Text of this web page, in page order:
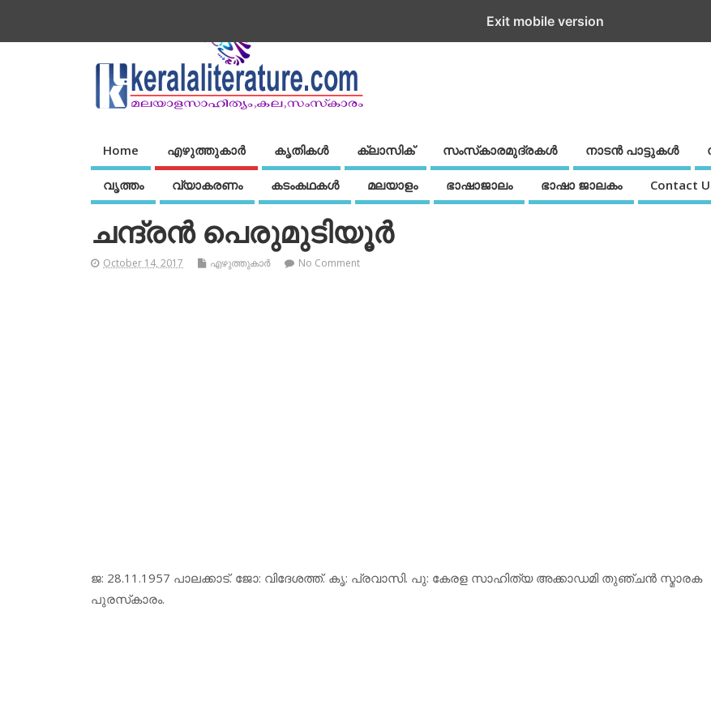
Home എഴുത്തുകാര്‍ കൃതികൾ ക്ലാസിക് സംസ്‌കാരമുദ്രകള്‍ നാടന്‍ പാട്ടുകള്‍
വൃത്തം വ്യാകരണം കടംകഥകള്‍ മലയാളം ഭാഷാജാലം ഭാഷാ ജാലകം Contact
ചന്ദ്രന്‍ പെരുമുടിയൂര്‍
October 14, 2017 എഴുത്തുകാര്‍ No Comment
ജ: 28.11.1957 പാലക്കാട്. ജോ: വിദേശത്ത്. കൃ: പ്രവാസി. പു: കേരള സാഹിത്യ അക്കാഡമി തുഞ്ചന്‍ സ്മാരക
പുരസ്‌കാരം.
Exit mobile version